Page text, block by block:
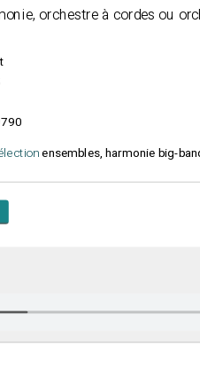
orchestre à cordes ou
ensembles, harmonie big-